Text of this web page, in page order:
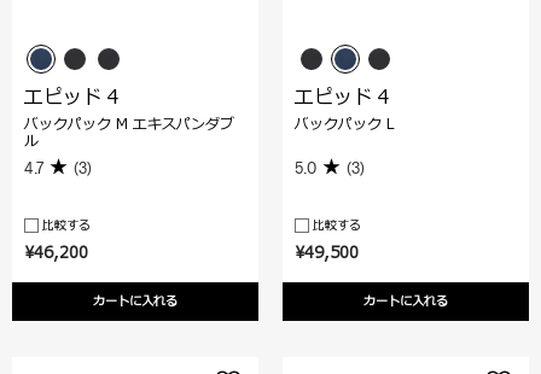
¥46,200
カートに入れる
エピッド 4
バックパック M エキスパンダブ
ル
4.7 (3)
比較する
¥49,500
カートに入れる
エピッド 4
バックパック L
5.0 (3)
比較する